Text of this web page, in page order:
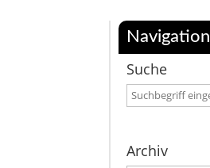
Navigation
Suche
Archiv